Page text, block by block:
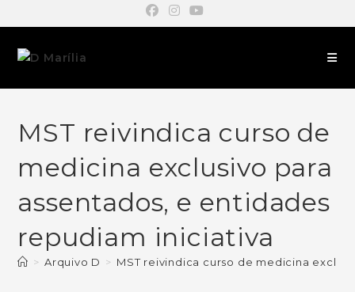
MST reivindica curso de
medicina exclusivo para
assentados, e entidades
repudiam iniciativa
> Arquivo D > MST reivindica curso de medicina